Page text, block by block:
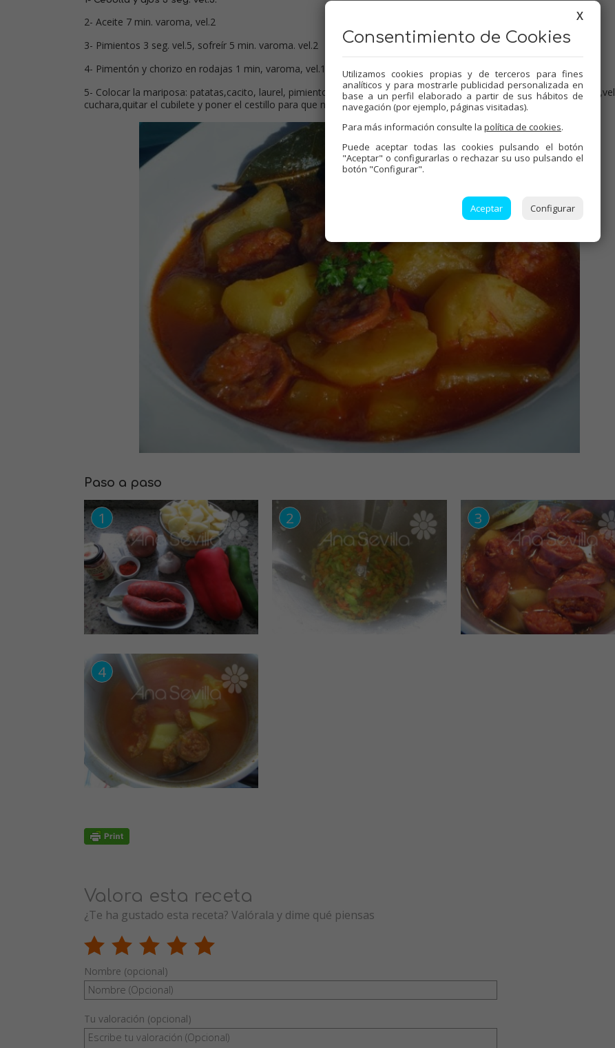
2- Aceite 7 min. varoma, vel.2
3- Pimientos 3 seg. vel.5, sofreír 5 min. varoma. vel.2
4- Pimentón y chorizo en rodajas 1 min, varoma, vel.1
5- Colocar la mariposa: patatas,cacito, laurel, pimiento choricero,sal y agua hasta cubrirlas 20 a 22 minutos varoma,vel
cuchara,quitar el cubilete y poner el cestillo para que no salpique.
Paso a paso
Valora esta receta
¿Te ha gustado esta receta? Valórala y dime qué piensas
Nombre (opcional)
Tu valoración (opcional)
X
Consentimiento de Cookies
Utilizamos cookies propias y de terceros para fines
analíticos y para mostrarle publicidad personalizada en
base a un perfil elaborado a partir de sus hábitos de
navegación (por ejemplo, páginas visitadas).
Para más información consulte la política de cookies.
Puede aceptar todas las cookies pulsando el botón
"Aceptar" o configurarlas o rechazar su uso pulsando el
botón "Configurar".
Aceptar Configurar